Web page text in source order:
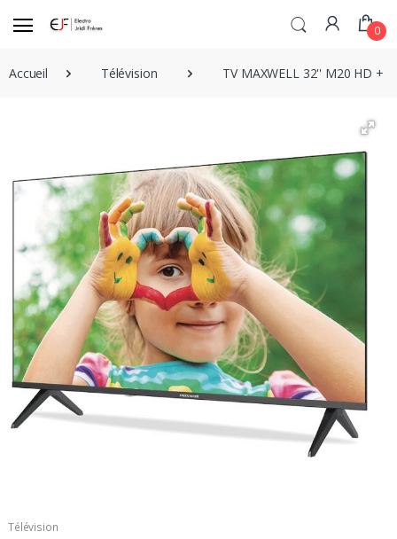
0
Accueil Télévision TV MAXWELL 32'' M20 HD +
Télévision